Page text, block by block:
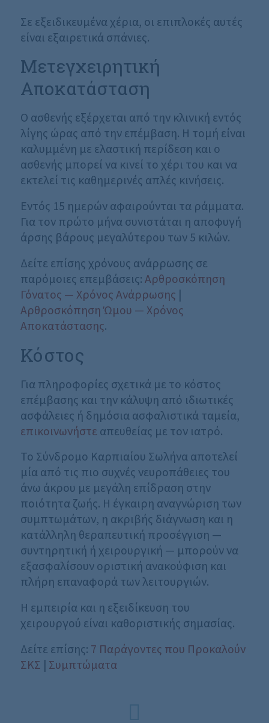
Σε εξειδικευμένα χέρια, οι επιπλοκές αυτές
είναι εξαιρετικά σπάνιες.
Μετεγχειρητική
Αποκατάσταση
Ο ασθενής εξέρχεται από την κλινική εντός
λίγης ώρας από την επέμβαση. Η τομή είναι
καλυμμένη με ελαστική περίδεση και ο
ασθενής μπορεί να κινεί το χέρι του και να
εκτελεί τις καθημερινές απλές κινήσεις.
Εντός 15 ημερών αφαιρούνται τα ράμματα.
Για τον πρώτο μήνα συνιστάται η αποφυγή
άρσης βάρους μεγαλύτερου των 5 κιλών.
Δείτε επίσης χρόνους ανάρρωσης σε
παρόμοιες επεμβάσεις: Αρθροσκόπηση
Γόνατος — Χρόνος Ανάρρωσης |
Αρθροσκόπηση Ώμου — Χρόνος
Αποκατάστασης.
Κόστος
Για πληροφορίες σχετικά με το κόστος
επέμβασης και την κάλυψη από ιδιωτικές
ασφάλειες ή δημόσια ασφαλιστικά ταμεία,
επικοινωνήστε απευθείας με τον ιατρό.
Το Σύνδρομο Καρπιαίου Σωλήνα αποτελεί
μία από τις πιο συχνές νευροπάθειες του
άνω άκρου με μεγάλη επίδραση στην
ποιότητα ζωής. Η έγκαιρη αναγνώριση των
συμπτωμάτων, η ακριβής διάγνωση και η
κατάλληλη θεραπευτική προσέγγιση —
συντηρητική ή χειρουργική — μπορούν να
εξασφαλίσουν οριστική ανακούφιση και
πλήρη επαναφορά των λειτουργιών.
Η εμπειρία και η εξειδίκευση του
χειρουργού είναι καθοριστικής σημασίας.
Δείτε επίσης: 7 Παράγοντες που Προκαλούν
ΣΚΣ | Συμπτώματα